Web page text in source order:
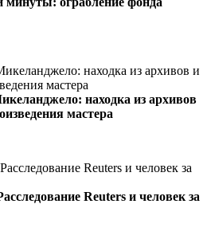
находка из архивов
мастера
Reuters и человек за